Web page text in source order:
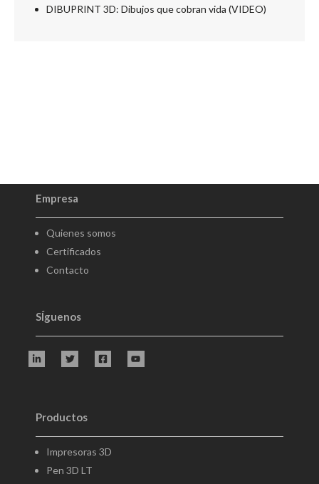
DIBUPRINT 3D: Dibujos que cobran vida (VIDEO)
Empresa
Quienes somos
Certificados
Contacto
SÍguenos
Productos
Impresoras 3D
Pen 3D LT